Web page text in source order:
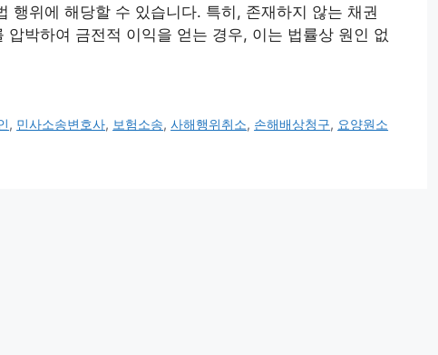
행위에 해당할 수 있습니다. 특히, 존재하지 않는 채권
박하여 금전적 이익을 얻는 경우, 이는 법률상 원인 없
, 민사소송변호사, 보험소송,사해행위취소, 손해배상청구, 요양원소